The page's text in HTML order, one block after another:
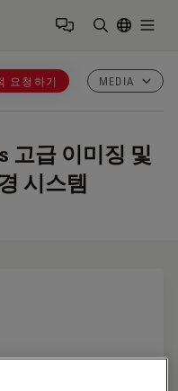
요청하기 MEDIA
고급 이미징 및
시스템